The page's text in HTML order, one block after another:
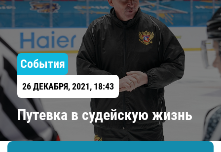
События
26 ДЕКАБРЯ, 2021, 18:43
Путевка в судейскую жизнь